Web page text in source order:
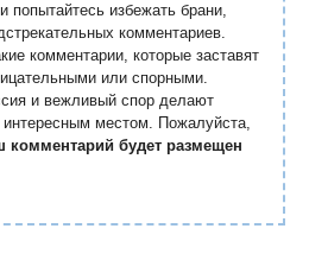
попытайтесь избежать брани,
комментариев.
комментарии, которые заставят
или спорными.
и вежливый спор делают
интересным местом. Пожалуйста,
комментарий будет размещен